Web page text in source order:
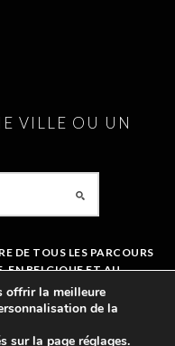
VILLE OU UN
DE TOUS LES PARCOURS
EN BELGIQUE ET AU
UN GOLF AUTOUR DE
LE SITE RÉFÉRENCE
offrir la meilleure
de la
sur la page réglages.